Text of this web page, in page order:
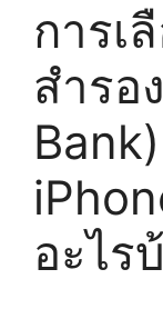
การเ
สำรอ
อะไร